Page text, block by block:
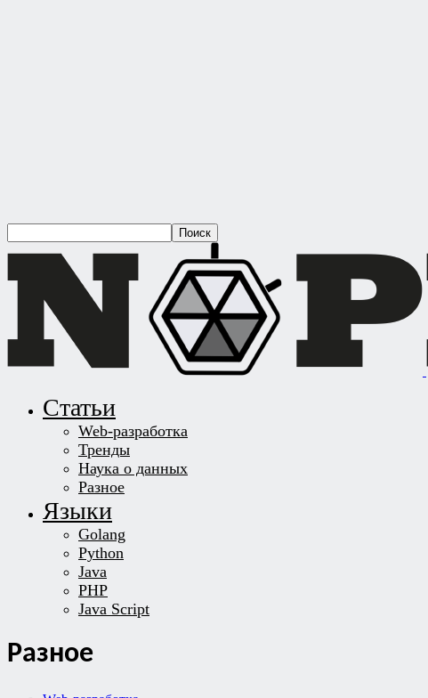
Статьи
Web-разработка
Тренды
Наука о данных
Разное
Языки
Golang
Python
Java
PHP
Java Script
Разное